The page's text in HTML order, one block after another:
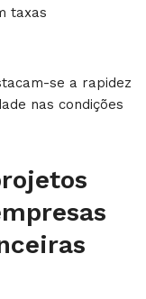
taxas
se a rapidez
nas condições